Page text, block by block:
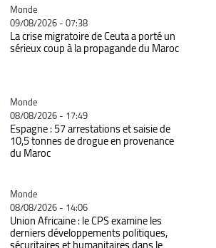
Catégorie
Monde
09/08/2026 - 07:38
La crise migratoire de Ceuta a porté un
sérieux coup à la propagande du Maroc
Catégorie
Monde
08/08/2026 - 17:49
Espagne : 57 arrestations et saisie de
10,5 tonnes de drogue en provenance
du Maroc
Catégorie
Monde
08/08/2026 - 14:06
Union Africaine : le CPS examine les
derniers développements politiques,